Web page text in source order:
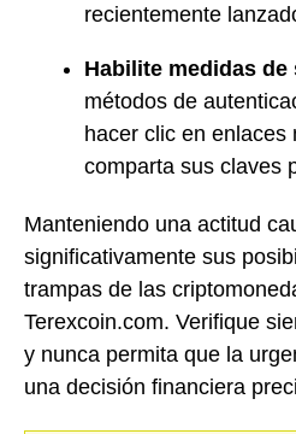
recientemente
Habilite medidas de
métodos de
hacer clic en enlaces
comparta sus claves
Manteniendo una actitud
significativamente sus
trampas de las
Terexcoin.com. Verifique
y nunca permita que la
una decisión financiera